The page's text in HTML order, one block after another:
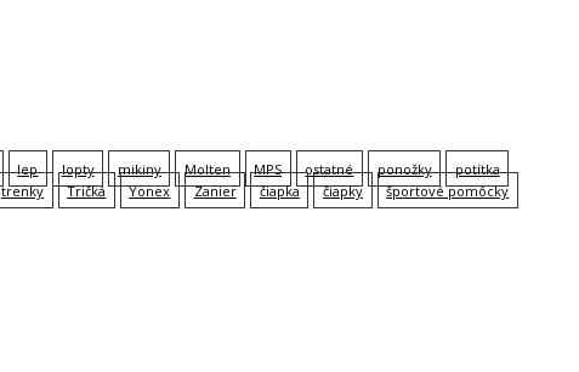
lep lopty mikiny Molten MPS ostatné ponožky
potítka
trenky Tričká Yonex Zanier čiapka čiapky
športové pomôcky